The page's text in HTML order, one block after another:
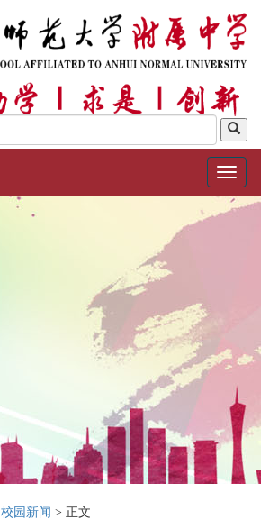
校园新闻 > 正文